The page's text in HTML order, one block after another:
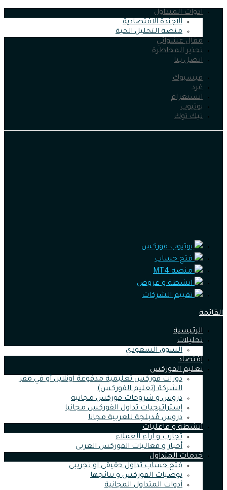
ادوات المتداول
الاجندة الاقتصادية
منصة التحليل الحية
مقال عشوائي
تحذير المخاطرة
اتصل بنا
فيسبوك
غرد
انستغرام
يوتيوب
تيك توك
يوتيوب فوركس
فتح حساب
منصة MT4
انشطة و عروض
تقييم الشركات
القائمة
الرئيسية
تحليلات
السوق السعودي
إقتصاد
تعليم الفوركس
دورات فوركس تعليمية مدفوعة اونلاين أو في مقر
الشركة (تعليم الفوركس)
دروس و شروحات فوركس مجانية
إستراتيجيات تداول الفوركس مجانيا
دروس مُدبلجة للعربية مجانا
أنشطة و فاعليات
تجارب و اراء العملاء
أخبار و فعاليات الفوركس العربى
خدمات المتداول
فتح حساب تداول حقيقي او تجريبي
توصيات الفوركس و نتائجها
أدوات المتداول المجانية